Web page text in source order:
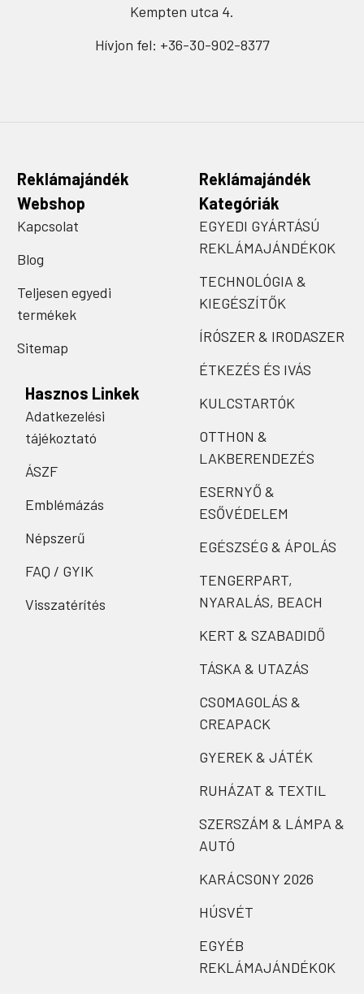
Kempten utca 4.
Hívjon fel: +36-30-902-8377
Reklámajándék
Webshop
Kapcsolat
Blog
Teljesen egyedi
termékek
Sitemap
Hasznos Linkek
Adatkezelési
tájékoztató
ÁSZF
Emblémázás
Népszerű
FAQ / GYIK
Visszatérítés
Reklámajándék
Kategóriák
EGYEDI GYÁRTÁSÚ
REKLÁMAJÁNDÉKOK
TECHNOLÓGIA &
KIEGÉSZÍTŐK
ÍRÓSZER & IRODASZER
ÉTKEZÉS ÉS IVÁS
KULCSTARTÓK
OTTHON &
LAKBERENDEZÉS
ESERNYŐ &
ESŐVÉDELEM
EGÉSZSÉG & ÁPOLÁS
TENGERPART,
NYARALÁS, BEACH
KERT & SZABADIDŐ
TÁSKA & UTAZÁS
CSOMAGOLÁS &
CREAPACK
GYEREK & JÁTÉK
RUHÁZAT & TEXTIL
SZERSZÁM & LÁMPA &
AUTÓ
KARÁCSONY 2026
HÚSVÉT
EGYÉB
REKLÁMAJÁNDÉKOK